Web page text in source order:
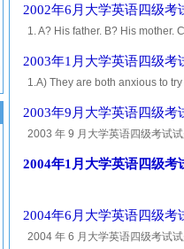
2002年6月大学英语四级考
1. A? His father. B? His mother.
2003年1月大学英语四级考
1.A) They are both anxious to
2003年9月大学英语四级考
2003 年 9 月大学英语四级考试
2004年1月大学英语四级考
2004年6月大学英语四级考
2004 年 6 月大学英语四级考试